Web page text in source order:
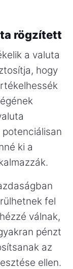
rögzített
a valuta
hogy
ki a
fel
válnak,
pénzt
az
ellen.